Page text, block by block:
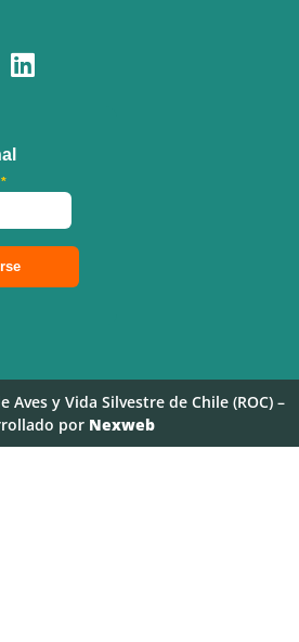
*
Aves y Vida Silvestre de Chile (ROC) –
por Nexweb